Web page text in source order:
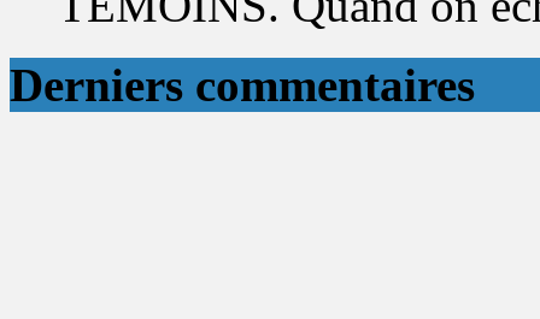
Derniers commentaires